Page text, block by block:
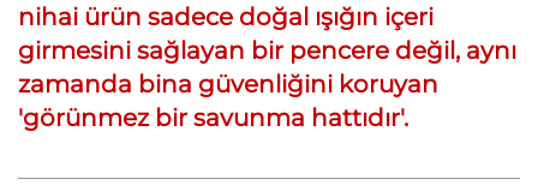
nihai ürün sadece doğal ışığın içeri
girmesini sağlayan bir pencere değil, aynı
zamanda bina güvenliğini koruyan
'görünmez bir savunma hattıdır'.